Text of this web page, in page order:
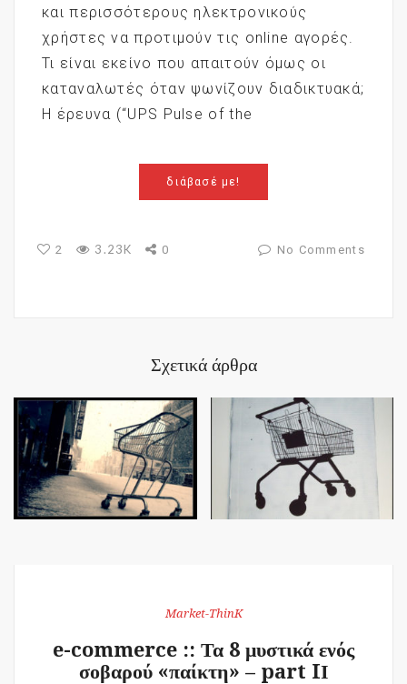
και περισσότερους ηλεκτρονικούς
χρήστες να προτιμούν τις online αγορές.
Τι είναι εκείνο που απαιτούν όμως οι
καταναλωτές όταν ψωνίζουν διαδικτυακά;
Η έρευνα (“UPS Pulse of the
διάβασέ με!
2 3.23K 0 No Comments
Σχετικά άρθρα
Market-ThinK
e-commerce :: Τα 8 μυστικά ενός
σοβαρού «παίκτη» – part IΙ